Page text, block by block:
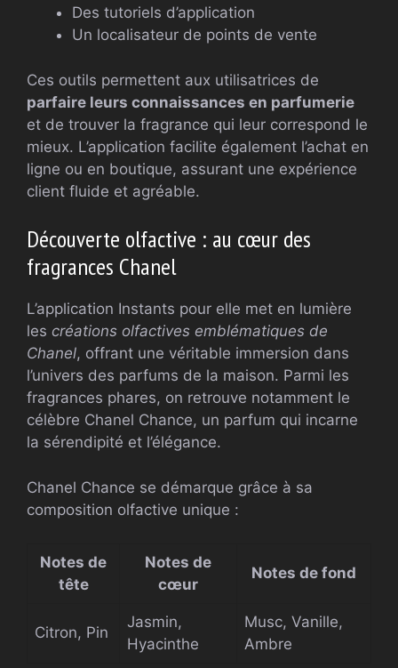
Des tutoriels d’application
Un localisateur de points de vente
Ces outils permettent aux utilisatrices de
parfaire leurs connaissances en parfumerie
et de trouver la fragrance qui leur correspond le
mieux. L’application facilite également l’achat en
ligne ou en boutique, assurant une expérience
client fluide et agréable.
Découverte olfactive : au cœur des
fragrances Chanel
L’application Instants pour elle met en lumière
les créations olfactives emblématiques de
Chanel, offrant une véritable immersion dans
l’univers des parfums de la maison. Parmi les
fragrances phares, on retrouve notamment le
célèbre Chanel Chance, un parfum qui incarne
la sérendipité et l’élégance.
Chanel Chance se démarque grâce à sa
composition olfactive unique :
Notes de
tête
Notes de
cœur
Notes de fond
Citron, Pin
Jasmin,
Hyacinthe
Musc, Vanille,
Ambre